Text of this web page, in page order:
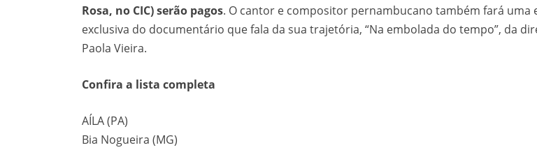
Rosa, no CIC) serão pagos. O cantor e compositor pernambucano também fará uma
exclusiva do documentário que fala da sua trajetória, “Na embolada do tempo”, da
Paola Vieira.
Confira a lista completa
AÍLA (PA)
Bia Nogueira (MG)